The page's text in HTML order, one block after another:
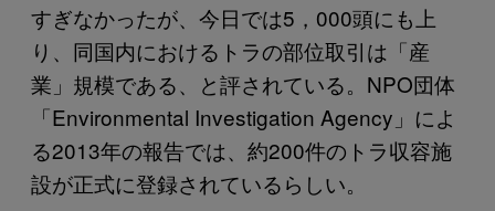
すぎなかったが、今日では5，000頭にも上
り、同国内におけるトラの部位取引は「産
業」規模である、と評されている。NPO団体
「Environmental Investigation Agency」によ
る2013年の報告では、約200件のトラ収容施
設が正式に登録されているらしい。